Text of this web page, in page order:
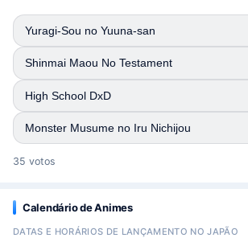
Yuragi-Sou no Yuuna-san
Shinmai Maou No Testament
High School DxD
Monster Musume no Iru Nichijou
35 votos
Calendário de Animes
DATAS E HORÁRIOS DE LANÇAMENTO NO JAPÃO